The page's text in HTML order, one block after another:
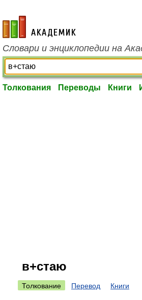
academic.ru
Словари и энциклопедии на
Толкования Переводы Книги
в+стаю
Толкование Перевод Книги